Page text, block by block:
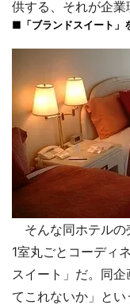
供する、それが企業
■「ブランドスイート」
そんな同ホテルの
1室丸ごとコーディ
スイート」だ。同
てこれないか」と